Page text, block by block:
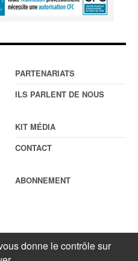
PARTENARIATS
ILS PARLENT DE NOUS
KIT MÉDIA
CONTACT
ABONNEMENT
interdite sans autorisation
donne le contrôle sur